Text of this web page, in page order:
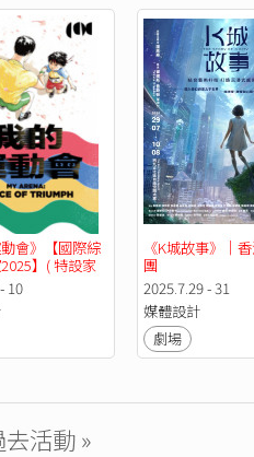
香港話劇團《一頁飛
香港話劇團《安．非
CCDC 《想見有時》
CCDC 《小龍三次方
CCDC 《小明瀡出
CCDC 《想見有時》
中英劇團《窮艙守護
中英劇團《留守太
中英劇團《科學怪人
中英劇團《復仇者傳
中英劇團《大龍鳳》
中英劇團《多次元戀
一鋪清唱《屈清屈楚
林澤群實現劇場《
動會》【國際綜
】( 特設家
10
《K城故事》｜
團
2025.7.29 - 31
媒體設計
劇場
活動 »